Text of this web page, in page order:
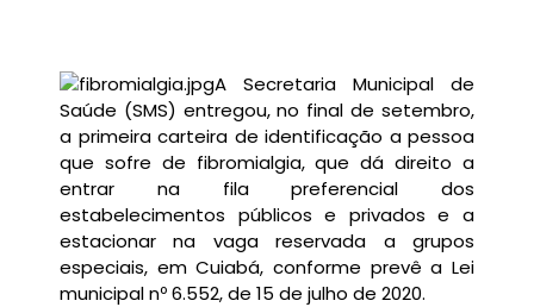
A Secretaria Municipal de
Saúde (SMS) entregou, no final de setembro,
a primeira carteira de identificação a pessoa
que sofre de fibromialgia, que dá direito a
entrar na fila preferencial dos
estabelecimentos públicos e privados e a
estacionar na vaga reservada a grupos
especiais, em Cuiabá, conforme prevê a Lei
municipal nº 6.552, de 15 de julho de 2020.